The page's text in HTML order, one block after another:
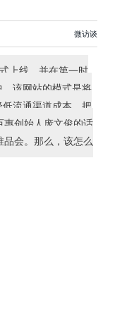
微访谈
上线，并在第一时
。该网站的模式是将
流通渠道成本，把
惠创始人庞文俊的话
品会。那么，该怎么